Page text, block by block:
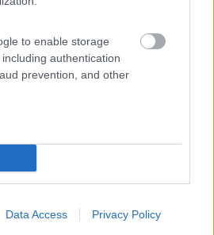
to enable storage
authentication
prevention, and other
Data Access Privacy Policy
Area cani con agility,
(fuori dal campeggio
spiaggia).
al mare (3 minuti a piedi)